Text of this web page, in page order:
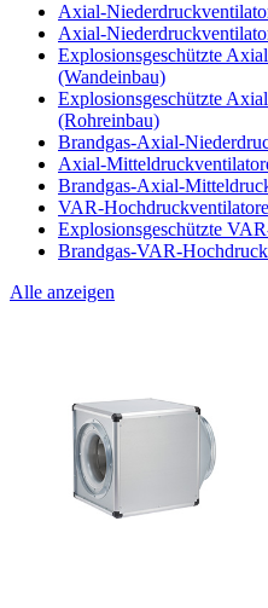
Axial-
Axial-
Explosionsgeschützte
(Wandeinbau)
Explosionsgeschützte
(Rohreinbau)
Brandgas-Axial-
Axial-
Brandgas-Axial-
VAR-
Explosionsgeschützte
Brandgas-VAR-
Alle anzeigen